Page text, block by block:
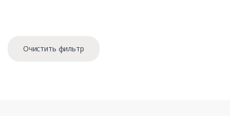
Очистить фильтр